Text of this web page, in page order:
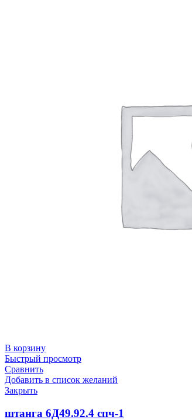
В корзину
Быстрый просмотр
Сравнить
Добавить в список желаний
Закрыть
штанга 6Д49.92.4 спч-1